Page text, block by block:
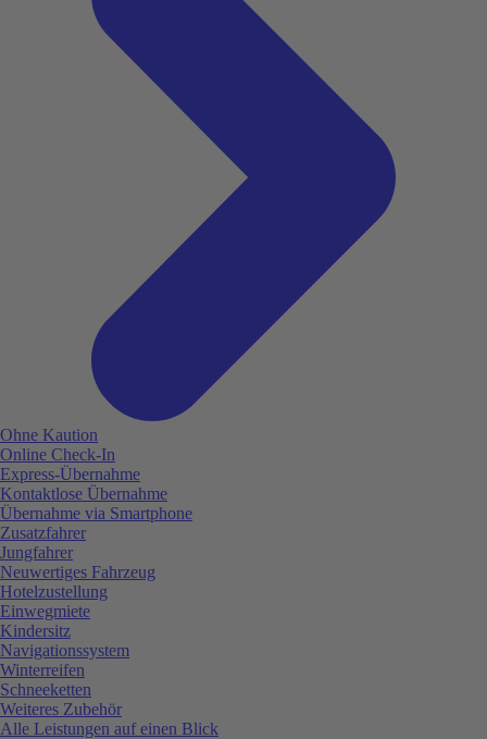
Ohne Kaution
Online Check-In
Express-Übernahme
Kontaktlose Übernahme
Übernahme via Smartphone
Zusatzfahrer
Jungfahrer
Neuwertiges Fahrzeug
Hotelzustellung
Einwegmiete
Kindersitz
Navigationssystem
Winterreifen
Schneeketten
Weiteres Zubehör
Alle Leistungen auf einen Blick